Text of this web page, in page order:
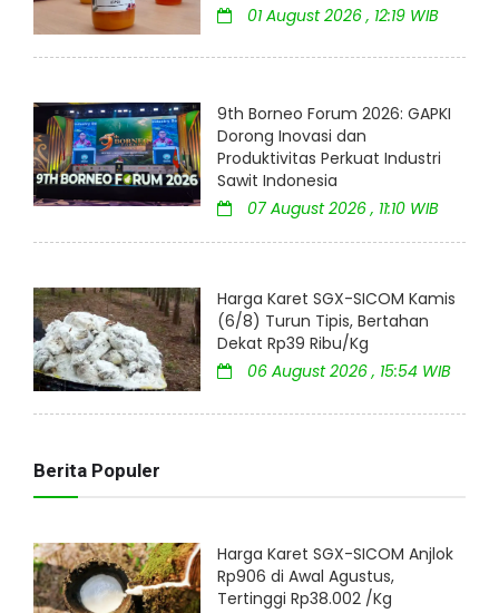
01 August 2026 , 12:19 WIB
9th Borneo Forum 2026: GAPKI
Dorong Inovasi dan
Produktivitas Perkuat Industri
Sawit Indonesia
07 August 2026 , 11:10 WIB
Harga Karet SGX-SICOM Kamis
(6/8) Turun Tipis, Bertahan
Dekat Rp39 Ribu/Kg
06 August 2026 , 15:54 WIB
Berita Populer
Harga Karet SGX-SICOM Anjlok
Rp906 di Awal Agustus,
Tertinggi Rp38.002 /Kg